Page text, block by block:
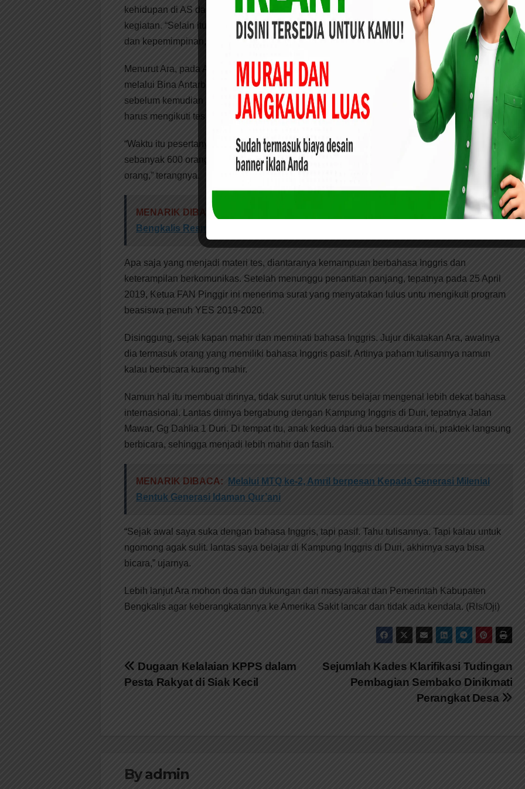
kehidupan di AS dan berinteraksi langsung dengan masyarakat sekitar melalui kegiatan-
kegiatan. “Selain itu, nantinya kami berkesempatan mengembangkan keterampilan pribadi
dan kepemimpinan,” ungkapnya.
Menurut Ara, pada April 2018 lalu pertama sekali mendaftar secara online ke program YES
melalui Bina Antarbudaya di Padang. Setelah melalui proses administrasi secara online,
sebelum kemudian anak dari pasangan Masdar dan Umi Masrorotin ini dinyatakan lulus dan
harus mengikuti tes di Padang Sumatera Barat.
“Waktu itu pesertanya dari Provinsi Riau, Kepulauan Riau, Sumatera Barat dan Jambi,
sebanyak 600 orang. Setelah dinyatakan lulus, kami dipanggil setiap provinsi sebanyak 12
orang,” terangnya.
MENARIK DIBACA:
Pembangunan Gedung SKCK dan Command Center Polres
Bengkalis Resmi Dimulai
Apa saja yang menjadi materi tes, diantaranya kemampuan berbahasa Inggris dan
keterampilan berkomunikas. Setelah menunggu penantian panjang, tepatnya pada 25 April
2019, Ketua FAN Pinggir ini menerima surat yang menyatakan lulus untu mengikuti program
beasiswa penuh YES 2019-2020.
Disinggung, sejak kapan mahir dan meminati bahasa Inggris. Jujur dikatakan Ara, awalnya
dia termasuk orang yang memiliki bahasa Inggris pasif. Artinya paham tulisannya namun
kalau berbicara kurang mahir.
Namun hal itu membuat dirinya, tidak surut untuk terus belajar mengenal lebih dekat bahasa
internasional. Lantas dirinya bergabung dengan Kampung Inggris di Duri, tepatnya Jalan
Mawar, Gg Dahlia 1 Duri. Di tempat itu, anak kedua dari dua bersaudara ini, praktek langsung
berbicara, sehingga menjadi lebih mahir dan fasih.
MENARIK DIBACA:
Melalui MTQ ke-2, Amril berpesan Kepada Generasi Milenial
Bentuk Generasi Idaman Qur’ani
“Sejak awal saya suka dengan bahasa Inggris, tapi pasif. Tahu tulisannya. Tapi kalau untuk
ngomong agak sulit. lantas saya belajar di Kampung Inggris di Duri, akhirnya saya bisa
bicara,” ujarnya.
Lebih lanjut Ara mohon doa dan dukungan dari masyarakat dan Pemerintah Kabupaten
Bengkalis agar keberangkatannya ke Amerika Sakit lancar dan tidak ada kendala. (Rls/Oji)
Navigasi
Sejumlah Kades Klarifikasi Tudingan
Pembagian Sembako Dinikmati
Perangkat Desa
Dugaan Kelalaian KPPS dalam
Pesta Rakyat di Siak Kecil
Byadmin